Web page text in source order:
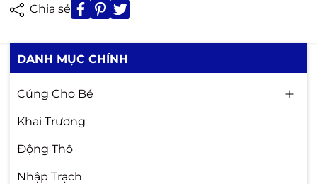
Chia sẻ
DANH MỤC CHÍNH
Cúng Cho Bé
Khai Trương
Động Thổ
Nhập Trạch